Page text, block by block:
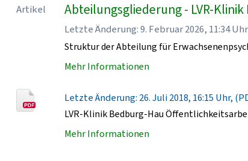
Artikel Abteilungsgliederung - LVR-
Letzte Änderung: 9. Februar 2026, 11:34 Uhr
Struktur der Abteilung für
Mehr Informationen
Letzte Änderung: 26. Juli 2018, 16:15 Uhr,
LVR-Klinik Bedburg-Hau
Mehr Informationen